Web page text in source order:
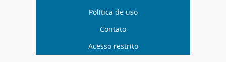
Política de uso
Contato
Acesso restrito